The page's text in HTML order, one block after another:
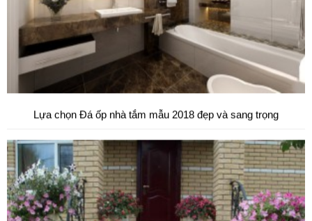
Đá tự nhiên ốp hành lang tự nhiên cao cấp